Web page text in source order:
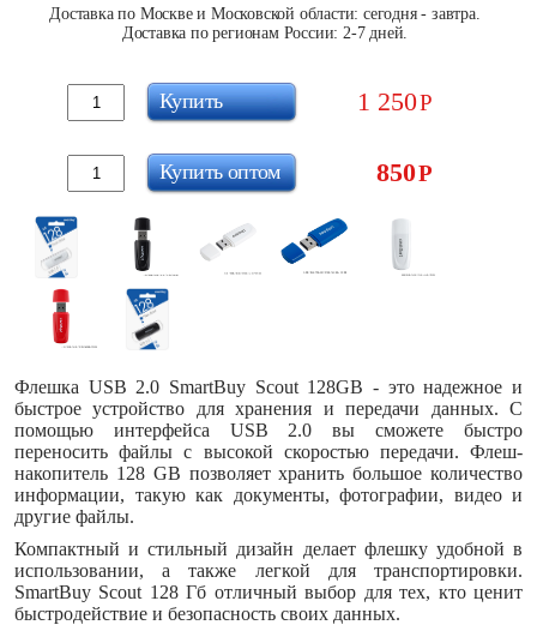
Доставка по Москве и Московской области: сегодня - завтра.
Доставка по регионам России: 2-7 дней.
1 250Р
Купить
850Р
Купить оптом
Флешка USB 2.0 SmartBuy Scout 128GB - это надежное и
быстрое устройство для хранения и передачи данных. С
помощью интерфейса USB 2.0 вы сможете быстро
переносить файлы с высокой скоростью передачи. Флеш-
накопитель 128 GB позволяет хранить большое количество
информации, такую как документы, фотографии, видео и
другие файлы.
Компактный и стильный дизайн делает флешку удобной в
использовании, а также легкой для транспортировки.
SmartBuy Scout 128 Гб отличный выбор для тех, кто ценит
быстродействие и безопасность своих данных.